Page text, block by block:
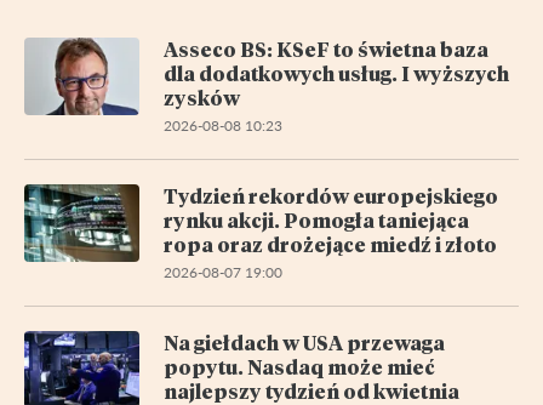
Asseco BS: KSeF to świetna baza
dla dodatkowych usług. I wyższych
zysków
2026-08-08 10:23
Tydzień rekordów europejskiego
rynku akcji. Pomogła taniejąca
ropa oraz drożejące miedź i złoto
2026-08-07 19:00
Na giełdach w USA przewaga
popytu. Nasdaq może mieć
najlepszy tydzień od kwietnia